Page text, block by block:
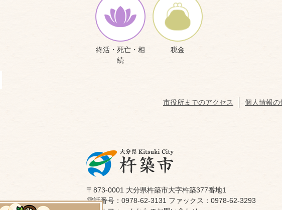
終活・死亡・相
続
税金
市役所までのアクセス 個人情報の
〒873-0001 大分県杵築市大字杵築377番地1
電話番号：0978-62-3131 ファックス：0978-62-3293